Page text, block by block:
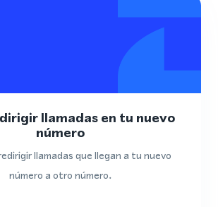
llamadas en tu nuevo
número
llamadas que llegan a tu nuevo
número a otro número.